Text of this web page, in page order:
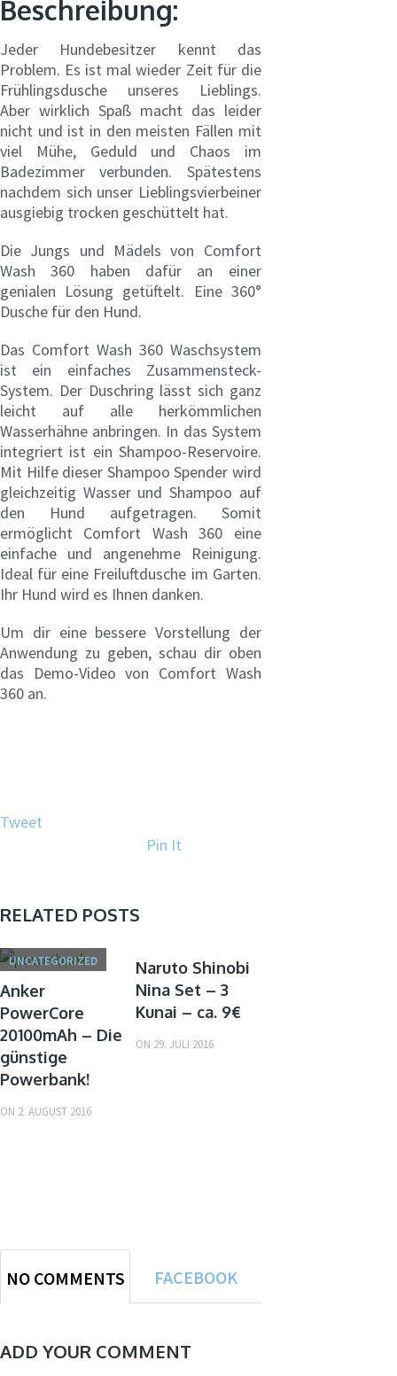
Beschreibung:
Jeder Hundebesitzer kennt das
Problem. Es ist mal wieder Zeit für die
Frühlingsdusche unseres Lieblings.
Aber wirklich Spaß macht das leider
nicht und ist in den meisten Fällen mit
viel Mühe, Geduld und Chaos im
Badezimmer verbunden. Spätestens
nachdem sich unser Lieblingsvierbeiner
ausgiebig trocken geschüttelt hat.
Die Jungs und Mädels von Comfort
Wash 360 haben dafür an einer
genialen Lösung getüftelt. Eine 360°
Dusche für den Hund.
Das Comfort Wash 360 Waschsystem
ist ein einfaches Zusammensteck-
System. Der Duschring lässt sich ganz
leicht auf alle herkömmlichen
Wasserhähne anbringen. In das System
integriert ist ein Shampoo-Reservoire.
Mit Hilfe dieser Shampoo Spender wird
gleichzeitig Wasser und Shampoo auf
den Hund aufgetragen. Somit
ermöglicht Comfort Wash 360 eine
einfache und angenehme Reinigung.
Ideal für eine Freiluftdusche im Garten.
Ihr Hund wird es Ihnen danken.
Um dir eine bessere Vorstellung der
Anwendung zu geben, schau dir oben
das Demo-Video von Comfort Wash
360 an.
Tweet
Pin It
RELATED POSTS
UNCATEGORIZED
Anker
PowerCore
20100mAh – Die
günstige
Powerbank!
ON 2. AUGUST 2016
UNCATEGORIZED
Naruto Shinobi
Nina Set – 3
Kunai – ca. 9€
ON 29. JULI 2016
NO COMMENTS
FACEBOOK
ADD YOUR COMMENT